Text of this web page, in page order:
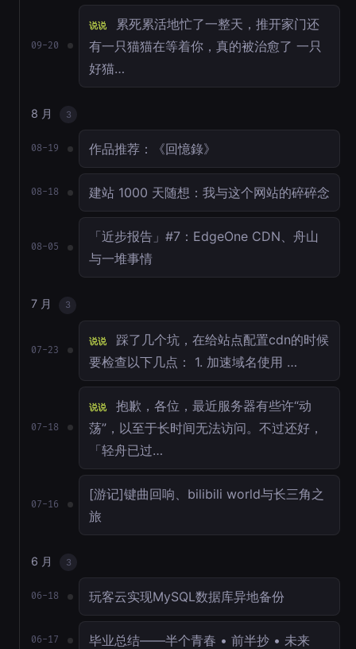
09-20
说说
累死累活地忙了一整天，推开家门还
有一只猫猫在等着你，真的被治愈了 一只
好猫…
8 月 3
08-19 作品推荐：《回憶錄》
08-18 建站 1000 天随想：我与这个网站的碎碎念
08-05
「近步报告」#7：EdgeOne CDN、舟山
与一堆事情
7 月 3
07-23
说说
踩了几个坑，在给站点配置cdn的时候
要检查以下几点： 1. 加速域名使用 …
07-18
说说
抱歉，各位，最近服务器有些许“动
荡”，以至于长时间无法访问。不过还好，
「轻舟已过…
07-16
[游记]键曲回响、bilibili world与长三角之
旅
6 月 3
06-18 玩客云实现MySQL数据库异地备份
06-17 毕业总结——半个青春 • 前半抄 • 未来